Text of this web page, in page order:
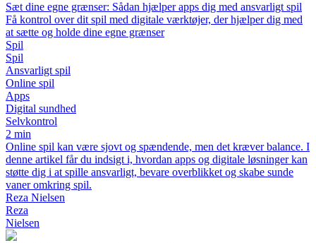
Sæt dine egne grænser: Sådan hjælper apps dig med ansvarligt spil
Få kontrol over dit spil med digitale værktøjer, der hjælper dig med
at sætte og holde dine egne grænser
Spil
Spil
Ansvarligt spil
Online spil
Apps
Digital sundhed
Selvkontrol
2 min
Online spil kan være sjovt og spændende, men det kræver balance. I
denne artikel får du indsigt i, hvordan apps og digitale løsninger kan
støtte dig i at spille ansvarligt, bevare overblikket og skabe sunde
vaner omkring spil.
Reza Nielsen
Reza
Nielsen